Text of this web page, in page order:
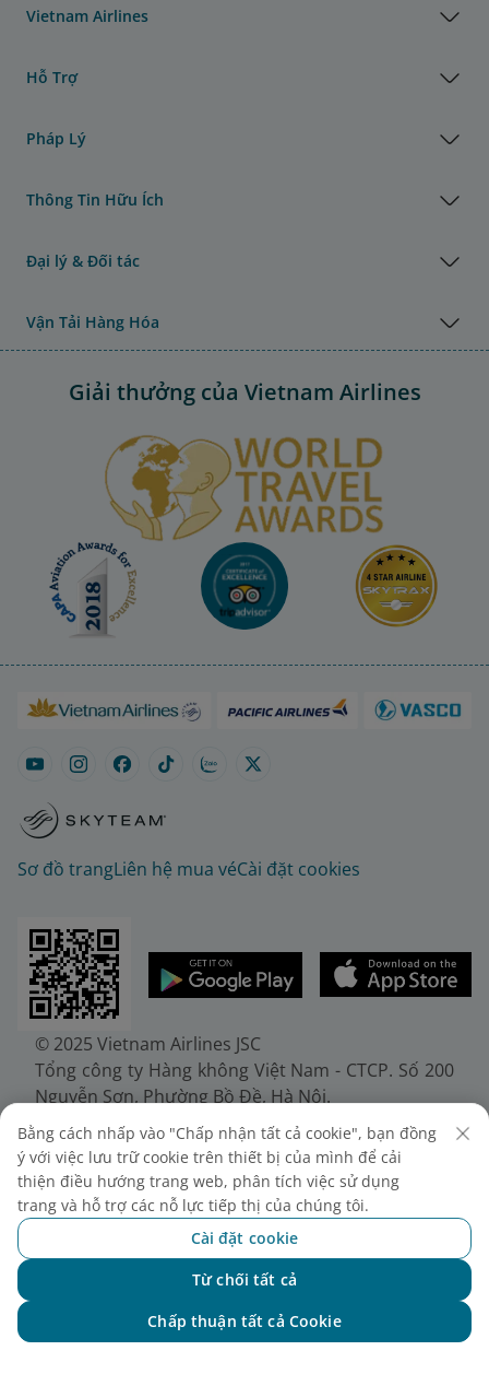
Vietnam Airlines
Hỗ Trợ
Pháp Lý
Thông Tin Hữu Ích
Đại lý & Đối tác
Vận Tải Hàng Hóa
Giải thưởng của Vietnam Airlines
Sơ đồ trangLiên hệ mua véCài đặt cookies
© 2025 Vietnam Airlines JSC
Tổng công ty Hàng không Việt Nam - CTCP. Số 200
Nguyễn Sơn, Phường Bồ Đề, Hà Nội.
Điện thoại: (+84-24) 38272289. Fax: (+84-24)
38722375
Giấy chứng nhận đăng ký doanh nghiệp, mã số
doanh nghiệp 0100107518, đăng ký lần đầu ngày
30/6/2010, đăng ký thay đổi lần thứ 10 ngày
24/7/2025, cấp bởi Sở Tài chính Thành phố Hà Nội.
Bằng cách nhấp vào "Chấp nhận tất cả cookie", bạn đồng
ý với việc lưu trữ cookie trên thiết bị của mình để cải
thiện điều hướng trang web, phân tích việc sử dụng
trang và hỗ trợ các nỗ lực tiếp thị của chúng tôi.
Cài đặt cookie
Từ chối tất cả
Chấp thuận tất cả Cookie